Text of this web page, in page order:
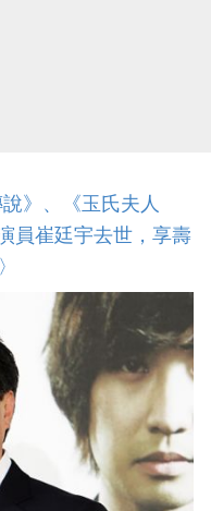
》、《玉氏夫人
員崔廷宇去世，享壽